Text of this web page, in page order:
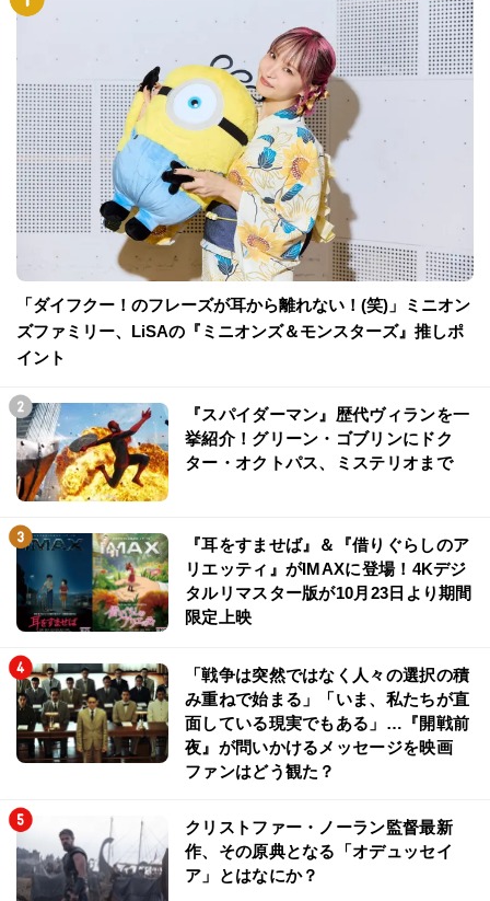
「ダイフクー！のフレーズが耳から離れない！(笑)」ミニオン
ズファミリー、LiSAの『ミニオンズ＆モンスターズ』推しポ
イント
『スパイダーマン』歴代ヴィランを一
挙紹介！グリーン・ゴブリンにドク
ター・オクトパス、ミステリオまで
『耳をすませば』＆『借りぐらしのア
リエッティ』がIMAXに登場！4Kデジ
タルリマスター版が10月23日より期間
限定上映
「戦争は突然ではなく人々の選択の積
み重ねで始まる」「いま、私たちが直
面している現実でもある」…『開戦前
夜』が問いかけるメッセージを映画
ファンはどう観た？
クリストファー・ノーラン監督最新
作、その原典となる「オデュッセイ
ア」とはなにか？